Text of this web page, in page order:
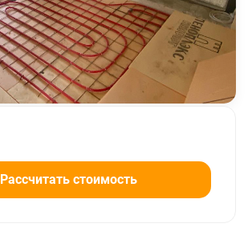
Рассчитать стоимость